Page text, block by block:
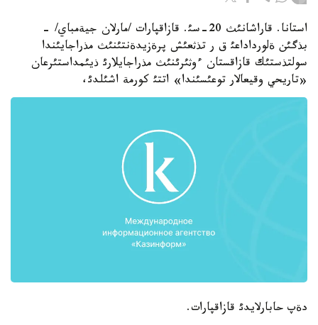
استانا. قاراشانئث 20-سئ. قازاقپارات /مارلان جيةمباي/ -
بذگئن ةلورداداعئ ق ر تذثعئش پرةزيدةنتئنئث مذراجايئندا
سولتذستئك قازاقستان ءوثئرئنئث مذراجايلارئ ذيئمداستئرعان
«تاريحي وقيعالار توعئسئندا» اتتئ كورمة اشئلدئ،
دةپ حابارلايدئ قازاقپارات.